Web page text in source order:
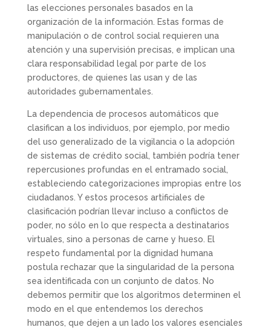
las elecciones personales basados en la
organización de la información. Estas formas de
manipulación o de control social requieren una
atención y una supervisión precisas, e implican una
clara responsabilidad legal por parte de los
productores, de quienes las usan y de las
autoridades gubernamentales.
La dependencia de procesos automáticos que
clasifican a los individuos, por ejemplo, por medio
del uso generalizado de la vigilancia o la adopción
de sistemas de crédito social, también podría tener
repercusiones profundas en el entramado social,
estableciendo categorizaciones impropias entre los
ciudadanos. Y estos procesos artificiales de
clasificación podrían llevar incluso a conflictos de
poder, no sólo en lo que respecta a destinatarios
virtuales, sino a personas de carne y hueso. El
respeto fundamental por la dignidad humana
postula rechazar que la singularidad de la persona
sea identificada con un conjunto de datos. No
debemos permitir que los algoritmos determinen el
modo en el que entendemos los derechos
humanos, que dejen a un lado los valores esenciales